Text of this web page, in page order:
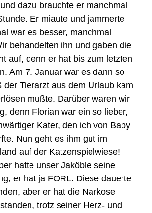
dazu brauchte er manchmal
Er miaute und jammerte
war es besser, manchmal
behandelten ihn und gaben die
auf, denn er hat bis zum letzten
Am 7. Januar war es dann so
der Tierarzt aus dem Urlaub kam
mußte. Darüber waren wir
denn Florian war ein so lieber,
Kater, den ich von Baby
Nun geht es ihm gut im
auf der Katzenspielwiese!
hatte unser Jaköble seine
er hat ja FORL. Diese dauerte
aber er hat die Narkose
trotz seiner Herz- und